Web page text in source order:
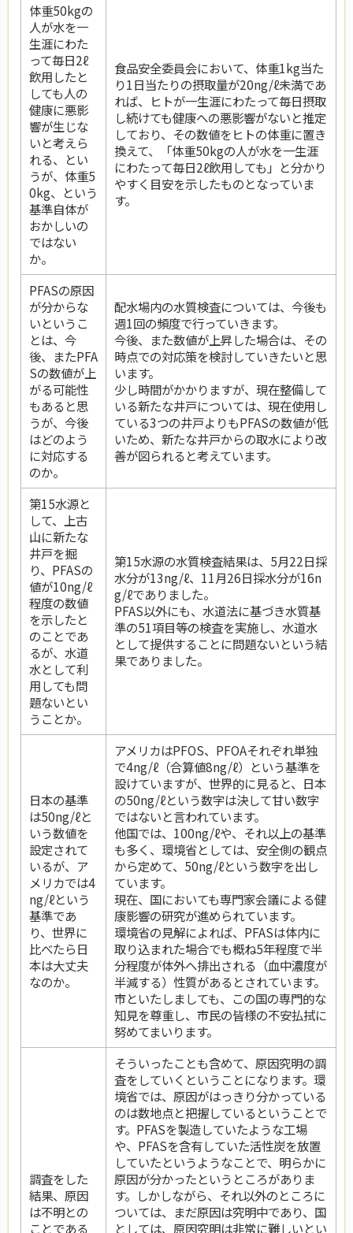
体重50kgの
人が水を一
生涯にわた
って毎日2ℓ
飲用したと
しても人の
健康に悪影
響が生じな
いと考えら
れる、とい
うが、体重5
0kg、という
基準自体が
おかしいの
ではない
か。
食品安全委員会において、体重1kg当た
り1日当たりの摂取量が20ng/ℓ未満であ
れば、ヒトが一生涯にわたって毎日摂取
し続けても健康への悪影響がないと推定
しており、その数値をヒトの体重に置き
換えて、「体重50kgの人が水を一生涯
にわたって毎日2ℓ飲用しても」と分かり
やすく目安を示したものとなっていま
す。
PFASの原因
が分からな
いというこ
とは、今
後、またPFA
Sの数値が上
がる可能性
もあると思
うが、今後
はどのよう
に対応する
のか。
配水場内の水質検査については、今後も
週1回の頻度で行っていきます。
今後、また数値が上昇した場合は、その
時点での対応策を検討していきたいと思
います。
少し時間がかかりますが、現在整備して
いる新たな井戸については、現在使用し
ている3つの井戸よりもPFASの数値が低
いため、新たな井戸からの取水により改
善が図られると考えています。
第15水源と
して、上古
山に新たな
井戸を掘
り、PFASの
値が10ng/ℓ
程度の数値
を示したと
のことであ
るが、水道
水として利
用しても問
題ないとい
うことか。
第15水源の水質検査結果は、5月22日採
水分が13ng/ℓ、11月26日採水分が16n
g/ℓでありました。
PFAS以外にも、水道法に基づき水質基
準の51項目等の検査を実施し、水道水
として提供することに問題ないという結
果でありました。
日本の基準
は50ng/ℓと
いう数値を
設定されて
いるが、ア
メリカでは4
ng/ℓという
基準であ
り、世界に
比べたら日
本は大丈夫
なのか。
アメリカはPFOS、PFOAそれぞれ単独
で4ng/ℓ（合算値8ng/ℓ）という基準を
設けていますが、世界的に見ると、日本
の50ng/ℓという数字は決して甘い数字
ではないと言われています。
他国では、100ng/ℓや、それ以上の基準
も多く、環境省としては、安全側の観点
から定めて、50ng/ℓという数字を出し
ています。
現在、国においても専門家会議による健
康影響の研究が進められています。
環境省の見解によれば、PFASは体内に
取り込まれた場合でも概ね5年程度で半
分程度が体外へ排出される（血中濃度が
半減する）性質があるとされています。
市といたしましても、この国の専門的な
知見を尊重し、市民の皆様の不安払拭に
努めてまいります。
調査をした
結果、原因
は不明との
ことである
そういったことも含めて、原因究明の調
査をしていくということになります。環
境省では、原因がはっきり分かっている
のは数地点と把握しているということで
す。PFASを製造していたような工場
や、PFASを含有していた活性炭を放置
していたというようなことで、明らかに
原因が分かったというところがありま
す。しかしながら、それ以外のところに
ついては、まだ原因は究明中であり、国
としては、原因究明は非常に難しいとい